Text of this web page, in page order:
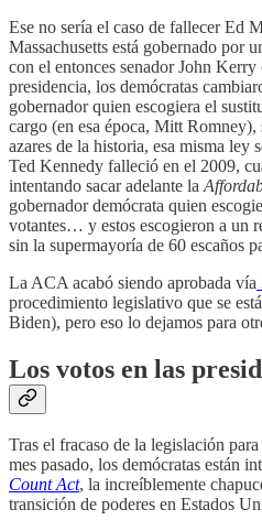
Ese no sería el caso de fallecer Ed
Massachusetts está gobernado por
con el entonces senador John
presidencia, los demócratas
gobernador quien escogiera el
cargo (en esa época, Mitt
azares de la historia, esa misma ley
Ted Kennedy falleció en el 2009,
intentando sacar adelante la
gobernador demócrata quien
votantes… y estos escogieron a un
sin la supermayoría de 60 escaños
La ACA acabó siendo aprobada vía
procedimiento legislativo que se
Biden), pero eso lo dejamos para
Los votos en las
Tras el fracaso de la legislación
mes pasado, los demócratas están
Count Act, la increíblemente
transición de poderes en Estados